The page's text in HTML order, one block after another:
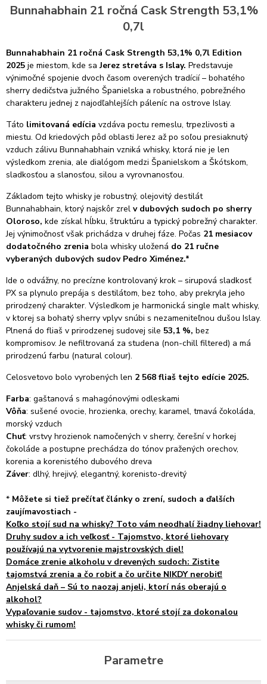
Bunnahabhain 21 ročná Cask Strength 53,1%
0,7l
Bunnahabhain 21 ročná Cask Strength 53,1% 0,7l Edition
2025 je miestom, kde saJerez stretáva s Islay. Predstavuje
výnimočné spojenie dvoch časom overených tradícií – bohatého
sherry dedičstva južného Španielska a robustného, pobrežného
charakteru jednej z najodľahlejších páleníc na ostrove Islay.
Táto limitovaná edícia vzdáva poctu remeslu, trpezlivosti a
miestu. Od kriedových pôd oblasti Jerez až po soľou presiaknutý
vzduch zálivu Bunnahabhain vzniká whisky, ktorá nie je len
výsledkom zrenia, ale dialógom medzi Španielskom a Škótskom,
sladkosťou a slanosťou, silou a vyrovnanosťou.
Základom tejto whisky je robustný, olejovitý destilát
Bunnahabhain, ktorý najskôr zrel v dubových sudoch po sherry
Oloroso, kde získal hĺbku, štruktúru a typický pobrežný charakter.
Jej výnimočnosť však prichádza v druhej fáze. Počas 21 mesiacov
dodatočného zrenia bola whisky uložená do 21 ručne
vyberaných dubových sudov Pedro Ximénez.*
Ide o odvážny, no precízne kontrolovaný krok – sirupová sladkosť
PX sa plynulo prepája s destilátom, bez toho, aby prekryla jeho
prirodzený charakter. Výsledkom je harmonická single malt whisky,
v ktorej sa bohatý sherry vplyv snúbi s nezameniteľnou dušou Islay.
Plnená do fliaš v prirodzenej sudovej sile 53,1 %, bez
kompromisov.Je nefiltrovaná za studena (non-chill filtered) a má
prirodzenú farbu (natural colour).
Celosvetovo bolo vyrobených len 2 568 fliaš tejto edície 2025.
Farba: gaštanová s mahagónovými odleskami
Vôňa: sušené ovocie, hrozienka, orechy, karamel, tmavá čokoláda,
morský vzduch
Chuť: vrstvy hrozienok namočených v sherry, čerešní v horkej
čokoláde a postupne prechádza do tónov pražených orechov,
korenia a korenistého dubového dreva
Záver: dlhý, hrejivý, elegantný, korenisto-drevitý
* Môžete si tiež prečítať články o zrení, sudoch a ďalších
zaujímavostiach -
Koľko stojí sud na whisky? Toto vám neodhalí žiadny liehovar!
Druhy sudov a ich veľkosť - Tajomstvo, ktoré liehovary
používajú na vytvorenie majstrovských diel!
Domáce zrenie alkoholu v drevených sudoch: Zistite
tajomstvá zrenia a čo robiť a čo určite NIKDY nerobiť!
Anjelská daň – Sú to naozaj anjeli, ktorí nás oberajú o
alkohol?
Vypaľovanie sudov - tajomstvo, ktoré stojí za dokonalou
whisky či rumom!
Parametre